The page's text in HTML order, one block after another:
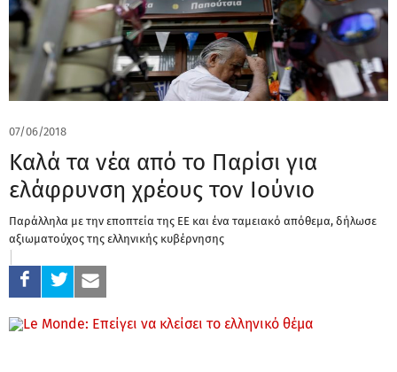
07/06/2018
Καλά τα νέα από το Παρίσι για
ελάφρυνση χρέους τον Ιούνιο
Παράλληλα με την εποπτεία της ΕΕ και ένα ταμειακό απόθεμα, δήλωσε
αξιωματούχος της ελληνικής κυβέρνησης